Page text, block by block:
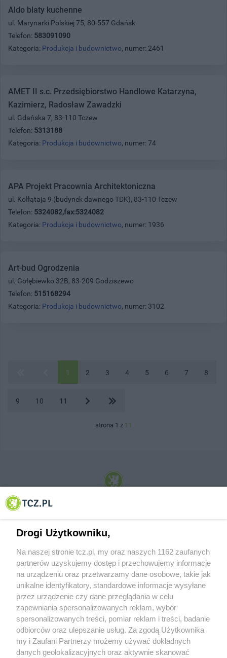
Aldo blaty kuchenne
ul. Marynarki Polskiej 75, 80-557 Gdańsk
Telefon: 583091090
Kategoria: Produkcja i budownictwo, numer: 2461
AMET II s.c. Przedsiębiorstwo Handlowe Katarzyna,
Kazimierz, Radosław Zawadzki
ul. Gdańska 7, 83-110 Tczew
Telefon: 5313188
Kategoria: Produkcja i budownictwo, numer: 74
APA Projekt Pracownia Architektoniczna
ul. Kołłątaja 9 (budynek dawnego TDK), 83-110 Tczew
Telefon: 5324082,fax:5324082
Kategoria: Produkcja i budownictwo, numer: 1936
Art-bud Ogrodzenia
ul. Gołębiewko 32B, 83-209 Godziszewo
Telefon: 515168294
Kategoria: Produkcja i budownictwo, numer: 3102
1 2 3 4 5 6 7 8
9 10 11
strona 1 z 11
© 2001-2026 Tczew - TCZ.PL Sp. z o.o. Internetowy Serwis Informacyjny Miasta
O FIRMIE POLITYKA PRYWATNOŚCI HOSTING
REKLAMA WSPÓŁPRACA RSS FACEBOOK KONTAKT
Nasze serwisy
Drogi Użytkowniku,
Na naszej stronie tcz.pl, my oraz naszych 1162 zaufanych
partnerów uzyskujemy dostęp i przechowujemy informacje
na urządzeniu oraz przetwarzamy dane osobowe, takie jak
unikalne identyfikatory, standardowe informacje wysyłane
przez urządzenie czy dane przeglądania w celu
zapewniania spersonalizowanych reklam, wybór
spersonalizowanych treści, pomiar reklam i treści, badanie
odbiorców oraz ulepszanie usług. Za zgodą Użytkownika
my i Zaufani Partnerzy możemy używać dokładnych
danych geolokalizacyjnych oraz aktywnie skanować